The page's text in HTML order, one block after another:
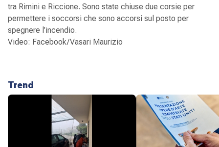
tra Rimini e Riccione. Sono state chiuse due corsie per
permettere i soccorsi che sono accorsi sul posto per
spegnere l’incendio.
Video: Facebook/Vasari Maurizio
Trend